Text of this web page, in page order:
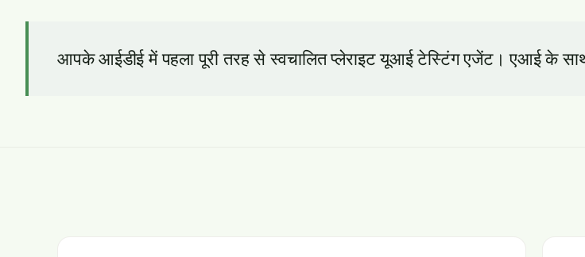
आपके आईडीई में पहला पूरी तरह से स्वचालित प्लेराइट यूआई टेस्टिंग एजेंट। एआई के साथ